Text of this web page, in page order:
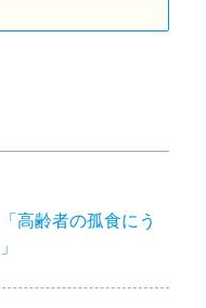
高齢者の孤食にう